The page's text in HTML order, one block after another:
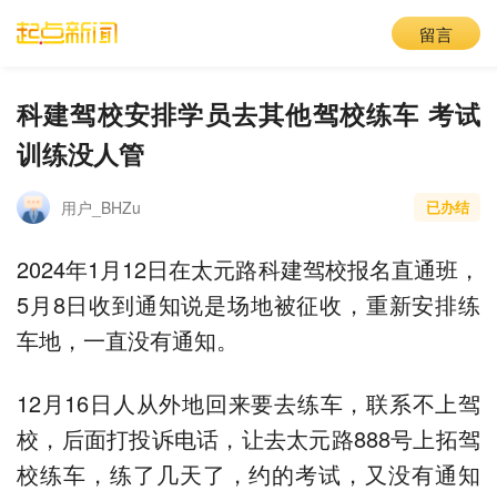
留言
科建驾校安排学员去其他驾校练车 考试
训练没人管
用户_BHZu 已办结
2024年1月12日在太元路科建驾校报名直通班，
5月8日收到通知说是场地被征收，重新安排练
车地，一直没有通知。
12月16日人从外地回来要去练车，联系不上驾
校，后面打投诉电话，让去太元路888号上拓驾
校练车，练了几天了，约的考试，又没有通知